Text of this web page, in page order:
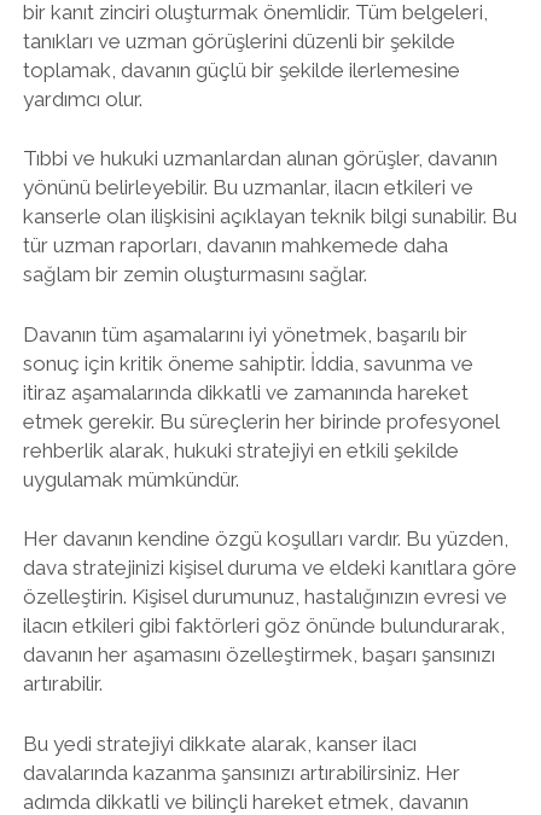
bir kanıt zinciri oluşturmak önemlidir. Tüm belgeleri,
tanıkları ve uzman görüşlerini düzenli bir şekilde
toplamak, davanın güçlü bir şekilde ilerlemesine
yardımcı olur.
Tıbbi ve hukuki uzmanlardan alınan görüşler, davanın
yönünü belirleyebilir. Bu uzmanlar, ilacın etkileri ve
kanserle olan ilişkisini açıklayan teknik bilgi sunabilir. Bu
tür uzman raporları, davanın mahkemede daha
sağlam bir zemin oluşturmasını sağlar.
Davanın tüm aşamalarını iyi yönetmek, başarılı bir
sonuç için kritik öneme sahiptir. İddia, savunma ve
itiraz aşamalarında dikkatli ve zamanında hareket
etmek gerekir. Bu süreçlerin her birinde profesyonel
rehberlik alarak, hukuki stratejiyi en etkili şekilde
uygulamak mümkündür.
Her davanın kendine özgü koşulları vardır. Bu yüzden,
dava stratejinizi kişisel duruma ve eldeki kanıtlara göre
özelleştirin. Kişisel durumunuz, hastalığınızın evresi ve
ilacın etkileri gibi faktörleri göz önünde bulundurarak,
davanın her aşamasını özelleştirmek, başarı şansınızı
artırabilir.
Bu yedi stratejiyi dikkate alarak, kanser ilacı
davalarında kazanma şansınızı artırabilirsiniz. Her
adımda dikkatli ve bilinçli hareket etmek, davanın